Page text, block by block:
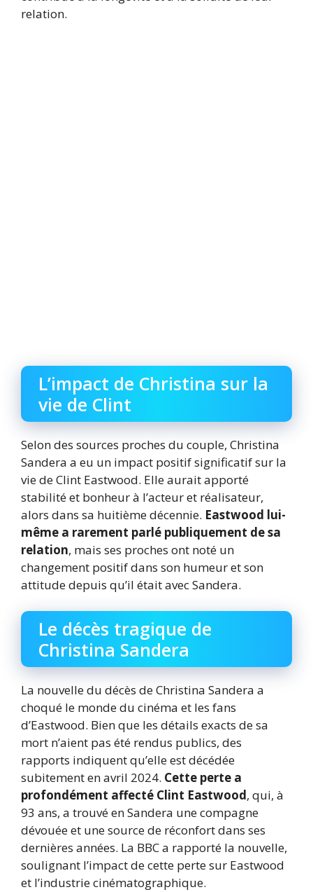
relation.
L’impact de Christina sur la
vie de Clint
Selon des sources proches du couple, Christina
Sandera a eu un impact positif significatif sur la
vie de Clint Eastwood. Elle aurait apporté
stabilité et bonheur à l’acteur et réalisateur,
alors dans sa huitième décennie. Eastwood lui-
même a rarement parlé publiquement de sa
relation, mais ses proches ont noté un
changement positif dans son humeur et son
attitude depuis qu’il était avec Sandera.
Le décès tragique de
Christina Sandera
La nouvelle du décès de Christina Sandera a
choqué le monde du cinéma et les fans
d’Eastwood. Bien que les détails exacts de sa
mort n’aient pas été rendus publics, des
rapports indiquent qu’elle est décédée
subitement en avril 2024. Cette perte a
profondément affecté Clint Eastwood, qui, à
93 ans, a trouvé en Sandera une compagne
dévouée et une source de réconfort dans ses
dernières années. La BBC a rapporté la nouvelle,
soulignant l’impact de cette perte sur Eastwood
et l’industrie cinématographique.